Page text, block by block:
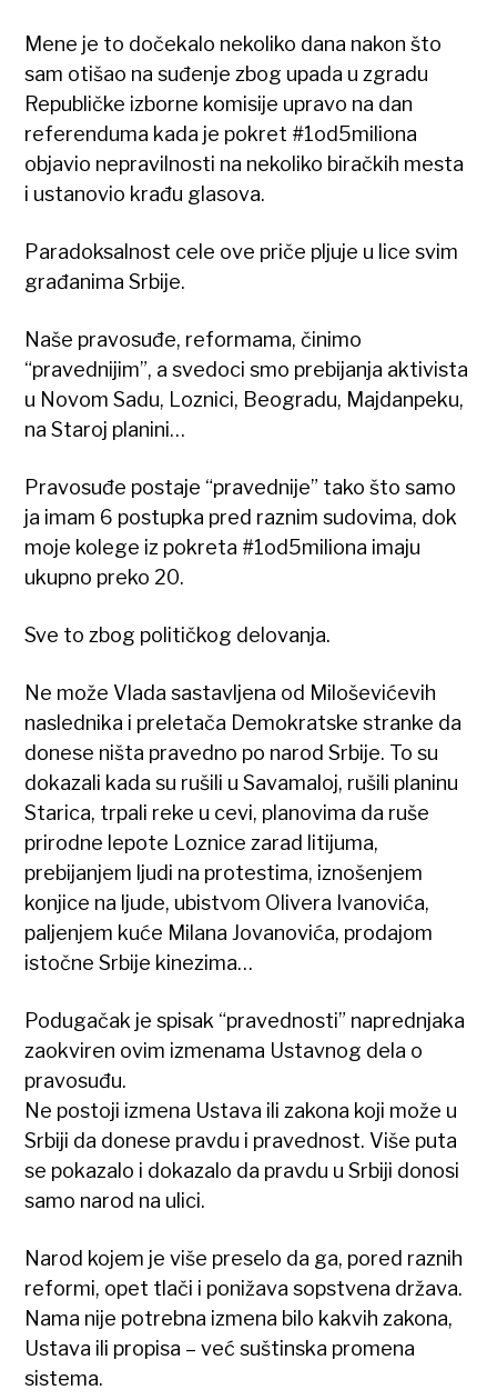
Mene je to dočekalo nekoliko dana nakon što
sam otišao na suđenje zbog upada u zgradu
Republičke izborne komisije upravo na dan
referenduma kada je pokret #1od5miliona
objavio nepravilnosti na nekoliko biračkih mesta
i ustanovio krađu glasova.
Paradoksalnost cele ove priče pljuje u lice svim
građanima Srbije.
Naše pravosuđe, reformama, činimo
“pravednijim”, a svedoci smo prebijanja aktivista
u Novom Sadu, Loznici, Beogradu, Majdanpeku,
na Staroj planini…
Pravosuđe postaje “pravednije” tako što samo
ja imam 6 postupka pred raznim sudovima, dok
moje kolege iz pokreta #1od5miliona imaju
ukupno preko 20.
Sve to zbog političkog delovanja.
Ne može Vlada sastavljena od Miloševićevih
naslednika i preletača Demokratske stranke da
donese ništa pravedno po narod Srbije. To su
dokazali kada su rušili u Savamaloj, rušili planinu
Starica, trpali reke u cevi, planovima da ruše
prirodne lepote Loznice zarad litijuma,
prebijanjem ljudi na protestima, iznošenjem
konjice na ljude, ubistvom Olivera Ivanovića,
paljenjem kuće Milana Jovanovića, prodajom
istočne Srbije kinezima…
Podugačak je spisak “pravednosti” naprednjaka
zaokviren ovim izmenama Ustavnog dela o
pravosuđu.
Ne postoji izmena Ustava ili zakona koji može u
Srbiji da donese pravdu i pravednost. Više puta
se pokazalo i dokazalo da pravdu u Srbiji donosi
samo narod na ulici.
Narod kojem je više preselo da ga, pored raznih
reformi, opet tlači i ponižava sopstvena država.
Nama nije potrebna izmena bilo kakvih zakona,
Ustava ili propisa – već suštinska promena
sistema.